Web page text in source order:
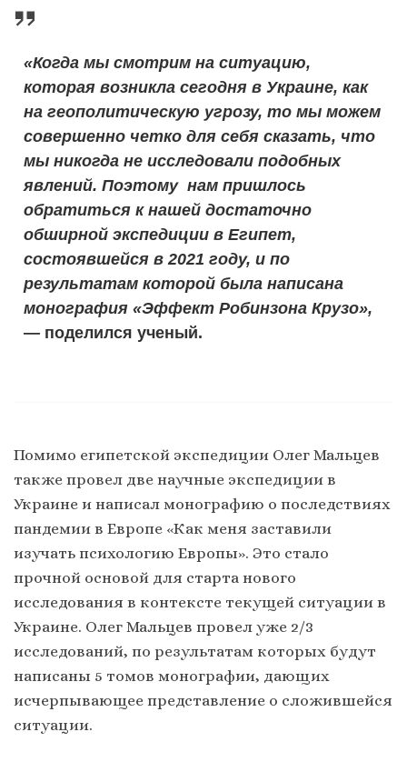
«Когда мы смотрим на ситуацию,
которая возникла сегодня в Украине, как
на геополитическую угрозу, то мы можем
совершенно четко для себя сказать, что
мы никогда не исследовали подобных
явлений. Поэтому нам пришлось
обратиться к нашей достаточно
обширной экспедиции в Египет,
состоявшейся в 2021 году, и по
результатам которой была написана
монография «Эффект Робинзона Крузо»,
— поделился ученый.
Помимо египетской экспедиции Олег Мальцев
также провел две научные экспедиции в
Украине и написал монографию о последствиях
пандемии в Европе «Как меня заставили
изучать психологию Европы». Это стало
прочной основой для старта нового
исследования в контексте текущей ситуации в
Украине. Олег Мальцев провел уже 2/3
исследований, по результатам которых будут
написаны 5 томов монографии, дающих
исчерпывающее представление о сложившейся
ситуации.